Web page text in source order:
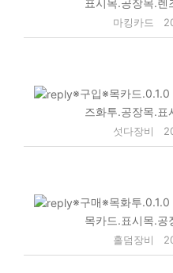
표시목.공장목.렌
마킹카드
※구입※목카드
즈화투.공장목.표
섯다장비
※구매※목화투
목카드.표시목.공
홀덤장비